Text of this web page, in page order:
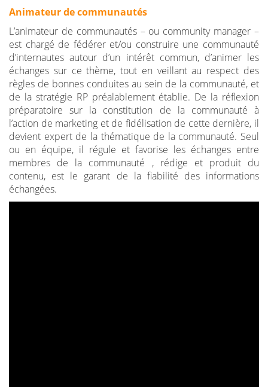
Animateur de communautés
L’animateur de communautés – ou community manager –
est chargé de fédérer et/ou construire une communauté
d’internautes autour d’un intérêt commun, d’animer les
échanges sur ce thème, tout en veillant au respect des
règles de bonnes conduites au sein de la communauté, et
de la stratégie RP préalablement établie. De la réflexion
préparatoire sur la constitution de la communauté à
l’action de marketing et de fidélisation de cette dernière, il
devient expert de la thématique de la communauté. Seul
ou en équipe, il régule et favorise les échanges entre
membres de la communauté , rédige et produit du
contenu, est le garant de la fiabilité des informations
échangées.